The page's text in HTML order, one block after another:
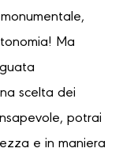
Ma
scelta dei
potrai
e in maniera